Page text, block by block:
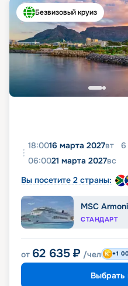
Безвизовый круиз
18:0016 марта 2027вт 6
06:0021 марта 2027вс
Вы посетите 2 страны:
MSC
СТАНДАРТ
от 62 635 ₽ /чел +1
Выбрать